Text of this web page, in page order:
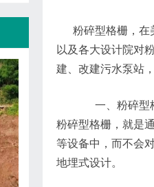
粉碎型格栅，在
以及各大设计院对
建、改建污水泵站
一、粉碎型
粉碎型格栅，就是
等设备中，而不会
地埋式设计。